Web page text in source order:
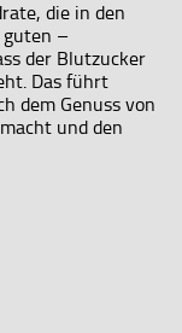
die in den
guten –
der Blutzucker
Das führt
dem Genuss von
und den